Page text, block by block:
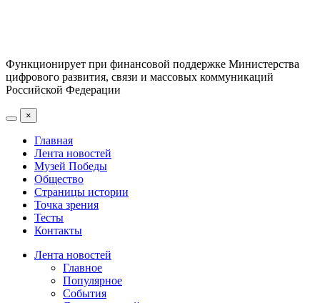
Функционирует при финансовой поддержке Министерства
цифрового развития, связи и массовых коммуникаций
Российской Федерации
×
Главная
Лента новостей
Музей Победы
Общество
Страницы истории
Точка зрения
Тесты
Контакты
Лента новостей
Главное
Популярное
События